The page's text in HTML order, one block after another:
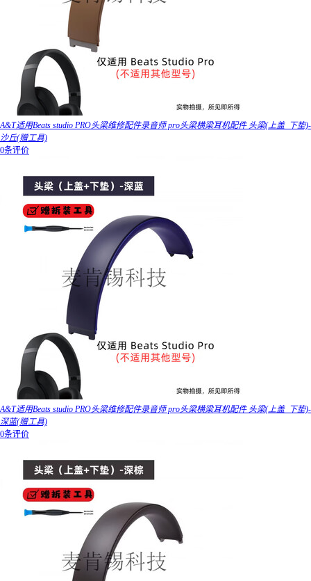
A&T适用Beats studio PRO头梁维修配件录音师 pro头梁横梁耳机配件 头梁(上盖_下垫)-
沙丘(赠工具)
0条评价
A&T适用Beats studio PRO头梁维修配件录音师 pro头梁横梁耳机配件 头梁(上盖_下垫)-
深蓝(赠工具)
0条评价